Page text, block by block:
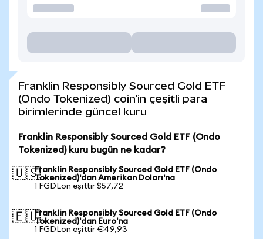
Franklin Responsibly Sourced Gold ETF
(Ondo Tokenized) coin'in çeşitli para
birimlerinde güncel kuru
Franklin Responsibly Sourced Gold ETF (Ondo
Tokenized) kuru bugün ne kadar?
🇺🇸Franklin Responsibly Sourced Gold ETF (Ondo
Tokenized)'dan Amerikan Doları'na
1 FGDLon eşittir $57,72
🇪🇺Franklin Responsibly Sourced Gold ETF (Ondo
Tokenized)'dan Euro'na
1 FGDLon eşittir €49,93